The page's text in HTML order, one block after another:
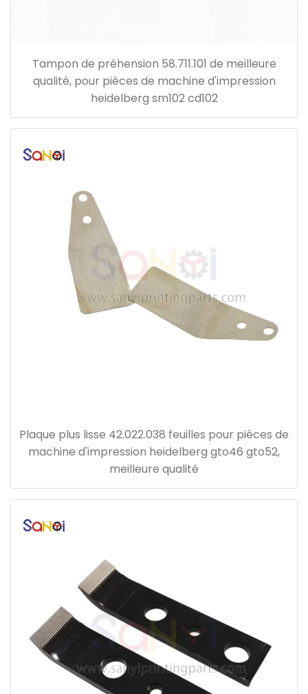
Tampon de préhension 58.711.101 de meilleure
qualité, pour pièces de machine d'impression
heidelberg sm102 cd102
Plaque plus lisse 42.022.038 feuilles pour pièces de
machine d'impression heidelberg gto46 gto52,
meilleure qualité